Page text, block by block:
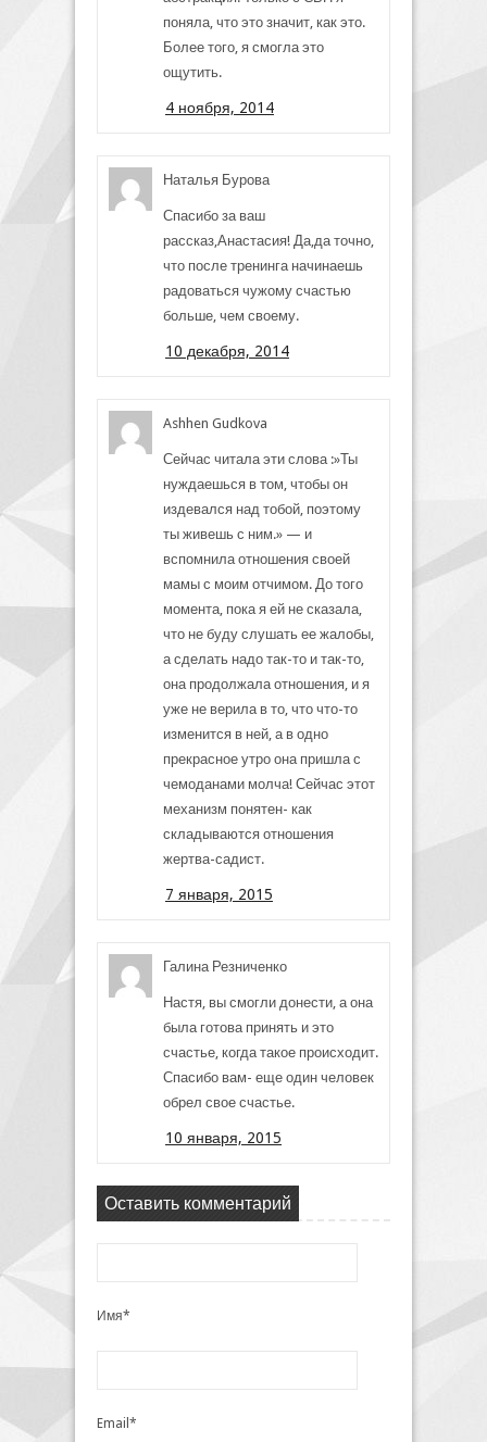
поняла, что это значит, как это.
Более того, я смогла это
ощутить.
4 ноября, 2014
Наталья Бурова
Спасибо за ваш
рассказ,Анастасия! Да,да точно,
что после тренинга начинаешь
радоваться чужому счастью
больше, чем своему.
10 декабря, 2014
Ashhen Gudkova
Сейчас читала эти слова :»Ты
нуждаешься в том, чтобы он
издевался над тобой, поэтому
ты живешь с ним.» — и
вспомнила отношения своей
мамы с моим отчимом. До того
момента, пока я ей не сказала,
что не буду слушать ее жалобы,
а сделать надо так-то и так-то,
она продолжала отношения, и я
уже не верила в то, что что-то
изменится в ней, а в одно
прекрасное утро она пришла с
чемоданами молча! Сейчас этот
механизм понятен- как
складываются отношения
жертва-садист.
7 января, 2015
Галина Резниченко
Настя, вы смогли донести, а она
была готова принять и это
счастье, когда такое происходит.
Спасибо вам- еще один человек
обрел свое счастье.
10 января, 2015
Оставить комментарий
Имя*
Email*